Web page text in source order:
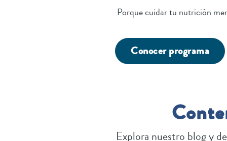
Porque cuidar tu nutrición
Conocer programa
Explora nuestro blog y